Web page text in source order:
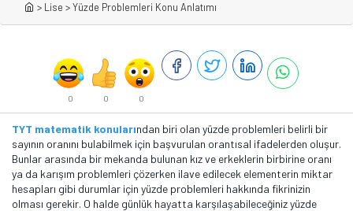
> Lise >Yüzde Problemleri Konu Anlatımı
0 0 0
TYT matematik konularından biri olan yüzde problemleri belirli bir
sayının oranını bulabilmek için başvurulan orantısal ifadelerden oluşur.
Bunlar arasında bir mekanda bulunan kız ve erkeklerin birbirine oranı
ya da karışım problemleri çözerken ilave edilecek elementerin miktar
hesapları gibi durumlar için yüzde problemleri hakkında fikrinizin
olması gerekir. O halde günlük hayatta karşılaşabileceğiniz yüzde